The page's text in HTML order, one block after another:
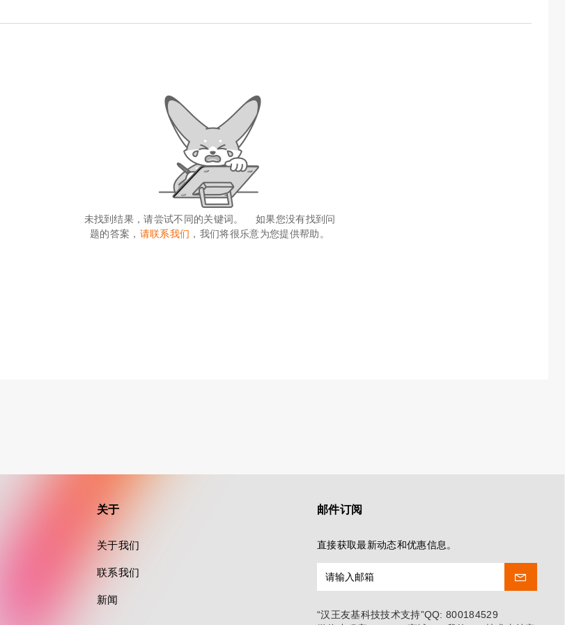
未找到结果，请尝试不同的关键词。 如果您没有找到问
题的答案， 请联系我们 ，我们将很乐意为您提供帮助。
关于
关于我们
联系我们
新闻
邮件订阅
直接获取最新动态和优惠信息。
“汉王友基科技技术支持”QQ: 800184529